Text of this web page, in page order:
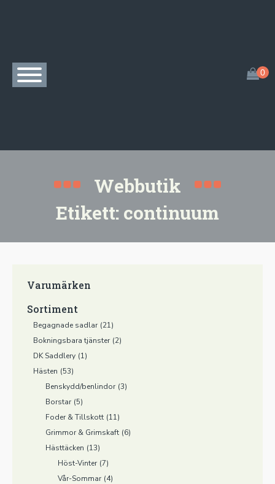
Webbutik
Etikett: continuum
Varumärken
Sortiment
Begagnade sadlar (21)
Bokningsbara tjänster (2)
DK Saddlery (1)
Hästen (53)
Benskydd/benlindor (3)
Borstar (5)
Foder & Tillskott (11)
Grimmor & Grimskaft (6)
Hästtäcken (13)
Höst-Vinter (7)
Vår-Sommar (4)